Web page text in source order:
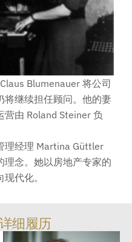
Blumenauer 将公司
将继续担任顾问。他的妻
由 Roland Steiner 负
理经理 Martina Güttler
理念。她以房地产专家的
代化。
细履历